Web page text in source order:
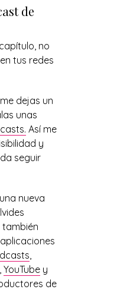
de
no
tus redes
dejas un
unas
Así me
y
seguir
nueva
también
,
, YouTubey
de